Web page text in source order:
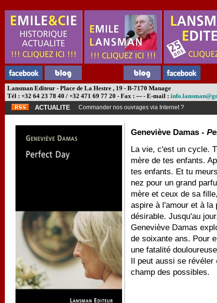
Lansman Editeur - Place de La Hestre , 19 - B-7170 Manage
Tél : +32 64 23 78 40 / +32 471 69 77 20 - Fax : --- - E-mail :
ACTUALITE
Commander nos ouvrages via Internet ?
Geneviève Damas -
La vie, c'est un cycle.
mère de tes enfants.
tes enfants. Et tu
nez pour un grand
mère et ceux de sa
aspire à l'amour et à
désirable. Jusqu'au
Geneviève Damas
de soixante ans. Pour
une fatalité
Il peut aussi se
champ des possibles.